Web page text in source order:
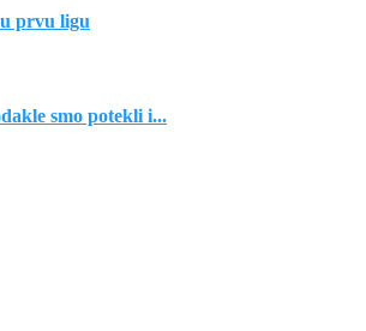
prvu ligu
smo potekli i...